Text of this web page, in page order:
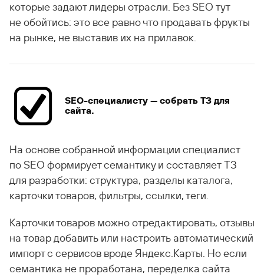
которые задают лидеры отрасли. Без SEO тут
не обойтись: это все равно что продавать фрукты
на рынке, не выставив их на прилавок.
SEO-специалисту — собрать ТЗ для
сайта.
На основе собранной информации специалист
по SEO формирует семантику и составляет ТЗ
для разработки: структура, разделы каталога,
карточки товаров, фильтры, ссылки, теги.
Карточки товаров можно отредактировать, отзывы
на товар добавить или настроить автоматический
импорт с сервисов вроде Яндекс.Карты. Но если
семантика не проработана, переделка сайта